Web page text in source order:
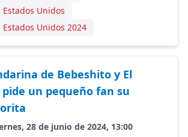
Estados Unidos
Estados Unidos 2024
de Bebeshito y El
un pequeño fan su
28 de junio de 2024, 13:00